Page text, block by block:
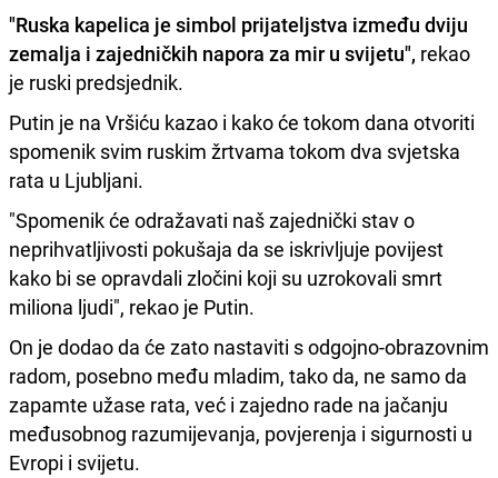
"Ruska kapelica je simbol prijateljstva između dviju
zemalja i zajedničkih napora za mir u svijetu", rekao
je ruski predsjednik.
Putin je na Vršiću kazao i kako će tokom dana otvoriti
spomenik svim ruskim žrtvama tokom dva svjetska
rata u Ljubljani.
"Spomenik će odražavati naš zajednički stav o
neprihvatljivosti pokušaja da se iskrivljuje povijest
kako bi se opravdali zločini koji su uzrokovali smrt
miliona ljudi", rekao je Putin.
On je dodao da će zato nastaviti s odgojno-obrazovnim
radom, posebno među mladim, tako da, ne samo da
zapamte užase rata, već i zajedno rade na jačanju
međusobnog razumijevanja, povjerenja i sigurnosti u
Evropi i svijetu.